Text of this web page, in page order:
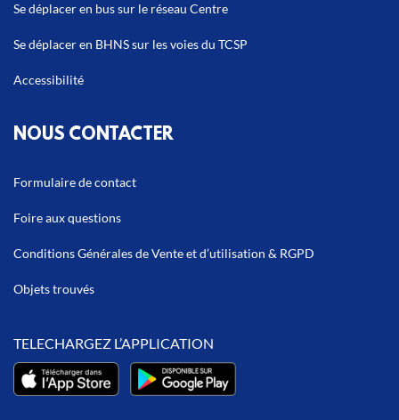
Se déplacer en bus sur le réseau Centre
Se déplacer en BHNS sur les voies du TCSP
Accessibilité
NOUS CONTACTER
Formulaire de contact
Foire aux questions
Conditions Générales de Vente et d’utilisation & RGPD
Objets trouvés
TELECHARGEZ L’APPLICATION